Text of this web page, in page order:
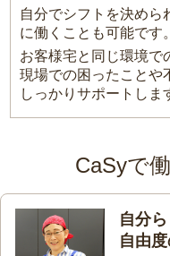
自分でシフトを決めら
に働くことも可能です。
お客様宅と同じ環境
現場での困ったことや
しっかりサポートしま
CaSyで
自分
自由